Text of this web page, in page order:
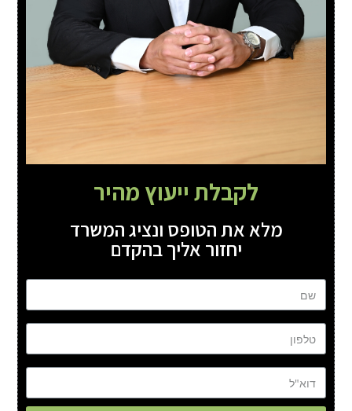
לקבלת ייעוץ מהיר
מלא את הטופס ונציג המשרד
יחזור אליך בהקדם